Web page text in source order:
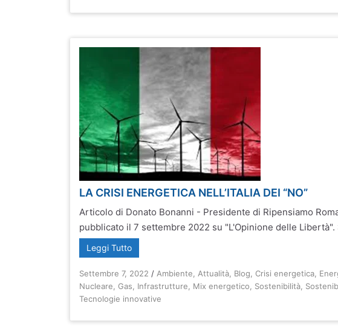
LA CRISI ENERGETICA NELL’ITALIA DEI “NO”
Articolo di Donato Bonanni - Presidente di Ripensiamo
pubblicato il 7 settembre 2022 su "L'Opinione delle Libertà".
Leggi Tutto
Settembre 7, 2022 / Ambiente Attualità Blog ,Crisi energetica
Nucleare ,Gas Infrastrutture Mix energetico Sostenibilità
Tecnologie innovative